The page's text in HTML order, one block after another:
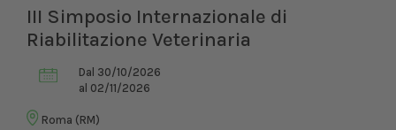
III Simposio Internazionale di
Riabilitazione Veterinaria
Dal 30/10/2026
al 02/11/2026
Roma (RM)